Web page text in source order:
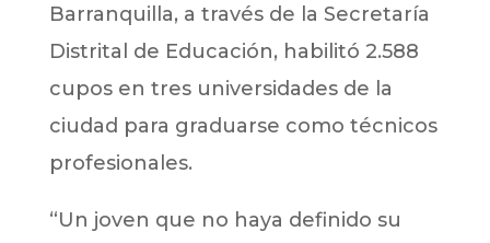
Barranquilla, a través de la Secretaría
Distrital de Educación, habilitó 2.588
cupos en tres universidades de la
ciudad para graduarse como técnicos
profesionales.
“Un joven que no haya definido su